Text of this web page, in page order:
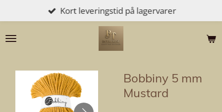
til
hovedinnhold
Kort leveringstid på lagervarer
Bobbiny 5 mm
Mustard